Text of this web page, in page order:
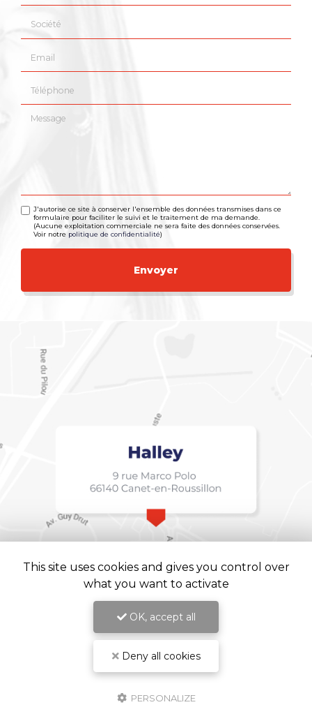
Message
J'autorise ce site à conserver l'ensemble des données transmises dans ce
formulaire pour faciliter le suivi et le traitement de ma demande.
(Aucune exploitation commerciale ne sera faite des données conservées.
Voir notre politique de confidentialité)
Halley, Institut de langue à Canet-en-Roussillon
This site uses cookies and gives you control over
what you want to activate
OK, accept all
Deny all cookies
PERSONALIZE